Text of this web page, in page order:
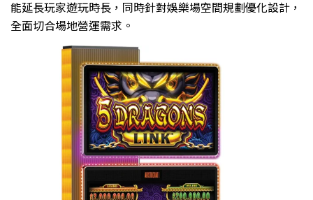
能延長玩家遊玩時長，同時針對娛樂場空間規劃優化設計，
全面切合場地營運需求。